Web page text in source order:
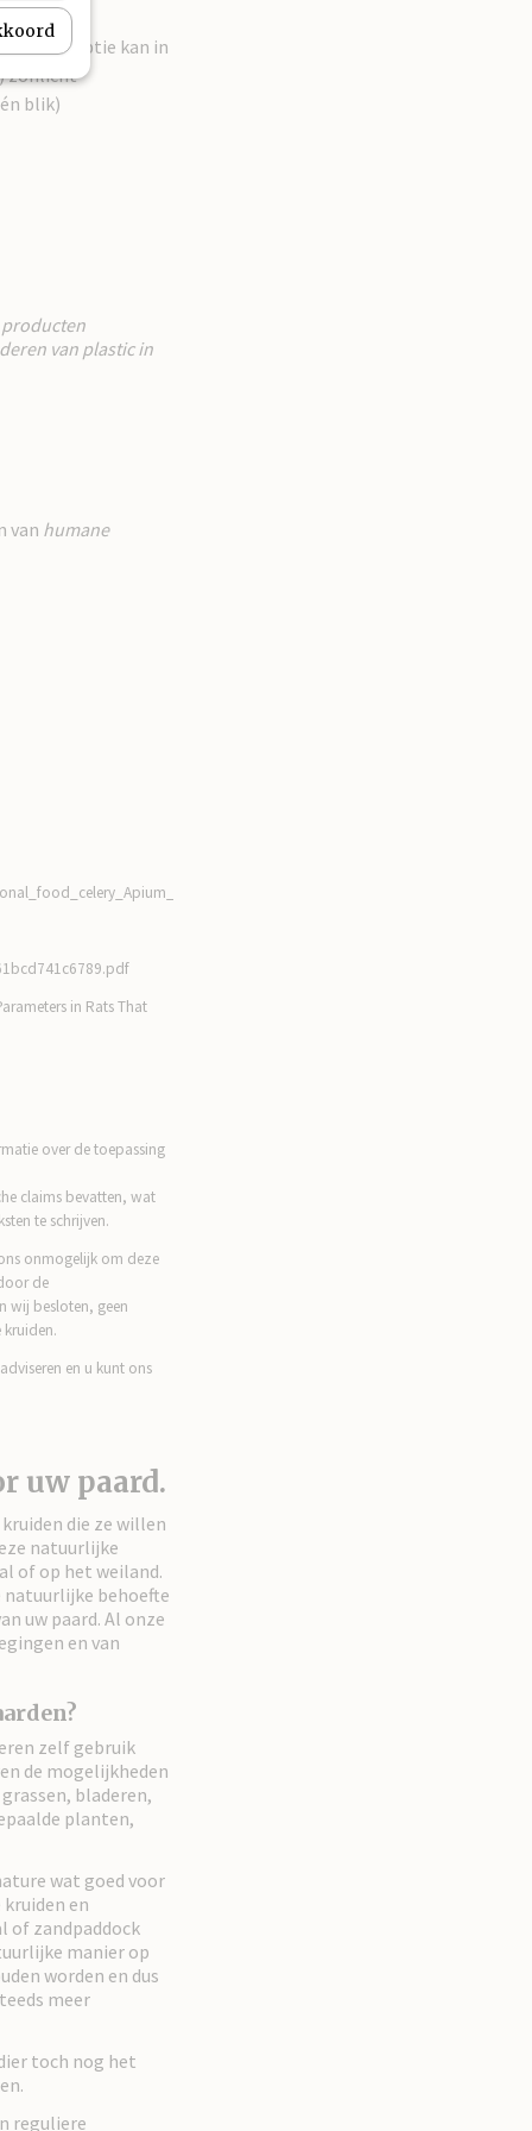
consumptie kan in
zonlicht
blik)
producten
van plastic in
van humane
in Rats That
over de toepassing
claims bevatten, wat
te schrijven.
onmogelijk om deze
de
wij besloten, geen
kruiden.
en u kunt ons
uw paard.
die ze willen
natuurlijke
of op het weiland.
natuurlijke behoefte
uw paard. Al onze
en van
zelf gebruik
de mogelijkheden
bladeren,
planten,
wat goed voor
en
of zandpaddock
manier op
worden en dus
meer
toch nog het
reguliere